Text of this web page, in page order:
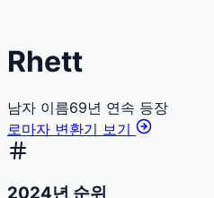
Rhett
남자 이름69년 연속 등장
로마자 변환기 보기
2024년 순위